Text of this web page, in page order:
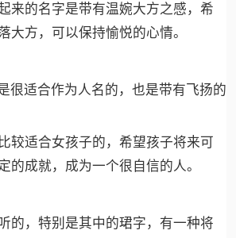
来的名字是带有温婉大方之感，希
大方，可以保持愉悦的心情。
很适合作为人名的，也是带有飞扬的
较适合女孩子的，希望孩子将来可
的成就，成为一个很自信的人。
的，特别是其中的珺字，有一种将